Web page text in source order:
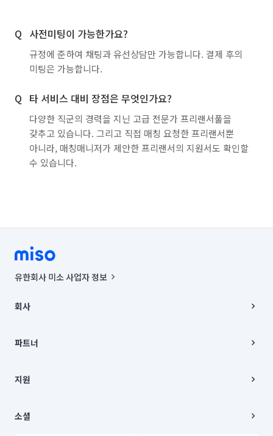
사전미팅이 가능한가요?
규정에 준하여 채팅과 유선상담만 가능합니다. 결제 후의
미팅은 가능합니다.
타 서비스 대비 장점은 무엇인가요?
다양한 직군의 경력을 지닌 고급 전문가 프리랜서풀을
갖추고 있습니다. 그리고 직접 매칭 요청한 프리랜서뿐
아니라, 매칭매니저가 제안한 프리랜서의 지원서도 확인할
수 있습니다.
유한회사 미소 사업자 정보
00019 |
주소 | 본사: 서울특별시 종로구 율곡로 6(중학동, 트윈트리빌딩) B동 5층
컨택센터 : 서울특별시 종로구 수송동 율곡로 24, 7층, 8층 미소
상품, 상품정보, 거래에 관한 의무와 책임은 거래당사자에게 있습니다.
언론 보도 관련 문의:
© 유한회사 미소. Miso, Inc. All Rights Reserved.
회사
채용
파트너
이사
지원
이용약관
소셜